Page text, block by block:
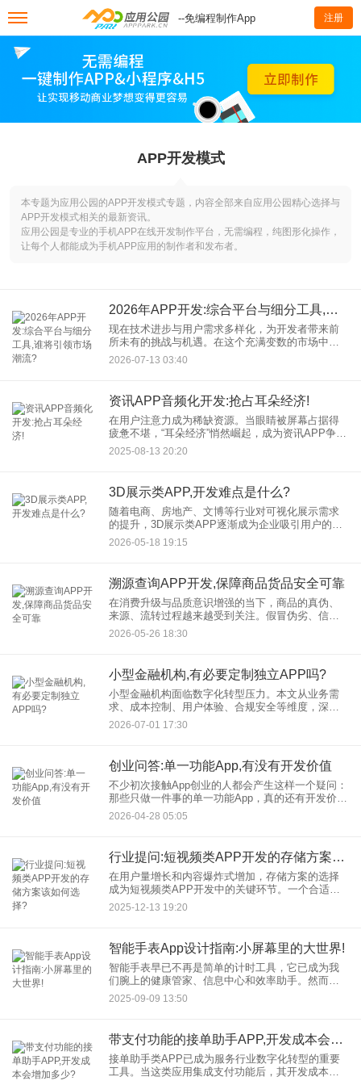
--免编程制作App 注册
APP开发模式
本专题为应用公园的APP开发模式专题，内容全部来自应用公园精心选择与
APP开发模式相关的最新资讯。
应用公园是专业的手机APP在线开发制作平台，无需编程，纯图形化操作，
让每个人都能成为手机APP应用的制作者和发布者。
2026年APP开发:综合平台与细分工具,谁将引领市场潮流?
现在技术进步与用户需求多样化，为开发者带来前
所未有的挑战与机遇。在这个充满变数的市场中，
APP综合平台开发与细分工具APP开发，究竟哪个
更具市场潜力？本文将从多个维度进行深入剖析。
2026-07-13 03:40
资讯APP音频化开发:抢占耳朵经济!
在用户注意力成为稀缺资源。当眼睛被屏幕占据得
疲惫不堪，“耳朵经济”悄然崛起，成为资讯APP争夺
用户碎片化时间的新战场。资讯APP音频化开发，
2025-08-13 20:20
3D展示类APP,开发难点是什么?
随着电商、房地产、文博等行业对可视化展示需求
的提升，3D展示类APP逐渐成为企业吸引用户的重
要工具。然而，开发一款体验流畅、画面清晰的3D
展示类APP并非易事。本文将梳理展示类APP开发
2026-05-18 19:15
溯源查询APP开发,保障商品货品安全可靠
在消费升级与品质意识增强的当下，商品的真伪、
来源、流转过程越来越受到关注。假冒伪劣、信息
不透明等问题，不仅损害消费者权益，也影响品牌
信誉。如何让每一件商品“有据可查”？溯源查询APP
2026-05-26 18:30
小型金融机构,有必要定制独立APP吗?
小型金融机构面临数字化转型压力。本文从业务需
求、成本控制、用户体验、合规安全等维度，深度
解析小型金融APP开发的必要性，探讨定制独立金
融APP如何成为中小机构突破竞争壁垒的关键工
2026-07-01 17:30
创业问答:单一功能App,有没有开发价值
不少初次接触App创业的人都会产生这样一个疑问：
那些只做一件事的单一功能App，真的还有开发价值
吗？比如手电筒、计算器、待办清单、单位换算
等。功能如此简单，用户会不会很快卸载？还能不
2026-04-28 05:05
行业提问:短视频类APP开发的存储方案该如何选择?
在用户量增长和内容爆炸式增加，存储方案的选择
成为短视频类APP开发中的关键环节。一个合适的
存储方案不仅能确保数据安全、提升用户体验，还
能有效控制成本并支持业务扩展。本文将探讨在短
2025-12-13 19:20
智能手表App设计指南:小屏幕里的大世界!
智能手表早已不再是简单的计时工具，它已成为我
们腕上的健康管家、信息中心和效率助手。然而，
面对这块仅有手机十几分之一大小的屏幕，如何为
用户呈现一个清晰、高效且愉悦的体验，对每一位
2025-09-09 13:50
带支付功能的接单助手APP,开发成本会增加多少?
接单助手类APP已成为服务行业数字化转型的重要
工具。当这类应用集成支付功能后，其开发成本会